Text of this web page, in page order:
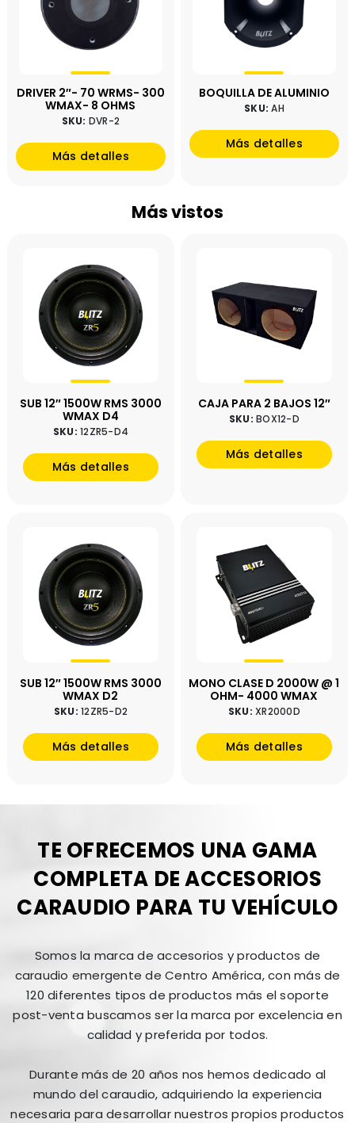
DRIVER 2″- 70 WRMS- 300
WMAX- 8 OHMS
SKU: DVR-2
Más detalles
BOQUILLA DE ALUMINIO
SKU:AH
Más detalles
Más vistos
SUB 12″ 1500W RMS 3000
WMAX D4
SKU:12ZR5-D4
Más detalles
CAJA PARA 2 BAJOS 12″
SKU:BOX12-D
Más detalles
SUB 12″ 1500W RMS 3000
WMAX D2
SKU:12ZR5-D2
Más detalles
MONO CLASE D 2000W @ 1
OHM- 4000 WMAX
SKU:XR2000D
Más detalles
TE OFRECEMOS UNA GAMA
COMPLETA DE ACCESORIOS
CARAUDIO PARA TU VEHÍCULO
Somos la marca de accesorios y productos de
caraudio emergente de Centro América, con más de
120 diferentes tipos de productos más el soporte
post-venta buscamos ser la marca por excelencia en
calidad y preferida por todos.
Durante más de 20 años nos hemos dedicado al
mundo del caraudio, adquiriendo la experiencia
necesaria para desarrollar nuestros propios productos